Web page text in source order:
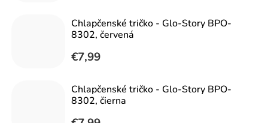
Chlapčenské tričko - Glo-Story BPO-
8302, červená
€7,99
Chlapčenské tričko - Glo-Story BPO-
8302, čierna